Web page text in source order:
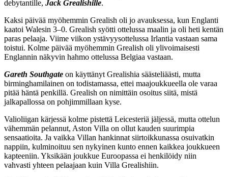
debytantille, Jack Grealishille.
Kaksi päivää myöhemmin Grealish oli jo avauksessa, kun Englanti
kaatoi Walesin 3–0. Grealish syötti ottelussa maalin ja oli heti kentän
paras pelaaja. Viime viikon ystävyysottelussa Irlantia vastaan sama
toistui. Kolme päivää myöhemmin Grealish oli ylivoimaisesti
Englannin näkyvin hahmo ottelussa Belgiaa vastaan.
Gareth Southgate on käyttänyt Grealishia säästeliäästi, mutta
birminghamilainen on todistamassa, ettei maajoukkueella ole varaa
pitää häntä penkillä. Grealish on nimittäin osoitus siitä, mistä
jalkapallossa on pohjimmillaan kyse.
Valioliigan kärjessä kolme pistettä Leicesteriä jäljessä, mutta ottelun
vähemmän pelannut, Aston Villa on ollut kauden suurimpia
sensaatioita. Ja vaikka Villan hankinnat siirtoikkunassa osuivatkin
nappiin, kulminoituu sen nykyinen kunto ennen kaikkea joukkueen
kapteeniin. Yksikään joukkue Euroopassa ei henkilöidy niin
vahvasti yhteen pelaajaan kuin Villa Grealishiin.